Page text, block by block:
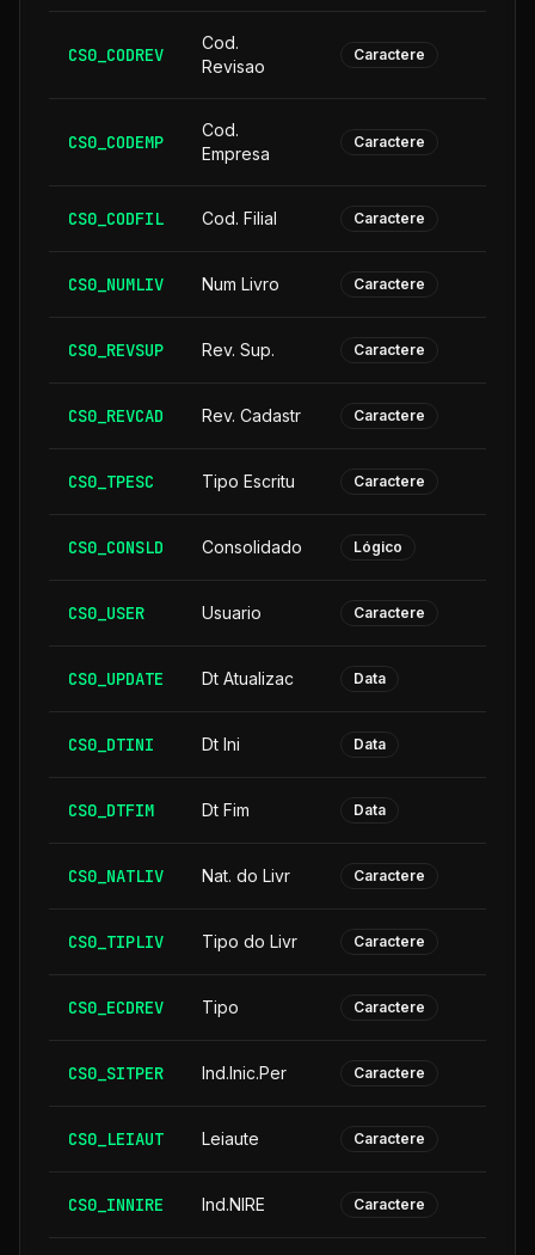
CS0_CODREV
Cod.
Revisao
Caractere
CS0_CODEMP
Cod.
Empresa
Caractere
CS0_CODFIL Cod. Filial Caractere
CS0_NUMLIV Num Livro Caractere
CS0_REVSUP Rev. Sup. Caractere
CS0_REVCAD Rev. Cadastr Caractere
CS0_TPESC Tipo Escritu Caractere
CS0_CONSLD Consolidado Lógico
CS0_USER Usuario Caractere
CS0_UPDATE Dt Atualizac Data
CS0_DTINI Dt Ini Data
CS0_DTFIM Dt Fim Data
CS0_NATLIV Nat. do Livr Caractere
CS0_TIPLIV Tipo do Livr Caractere
CS0_ECDREV Tipo Caractere
CS0_SITPER Ind.Inic.Per Caractere
CS0_LEIAUT Leiaute Caractere
CS0_INNIRE Ind.NIRE Caractere